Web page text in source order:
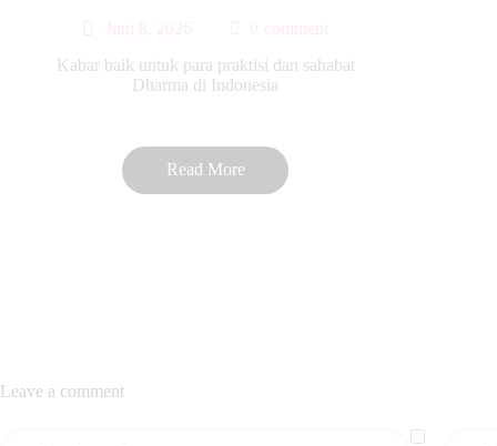
Kabar baik untuk para praktisi dan sahabat
Dharma di Indonesia
Read More
Leave a comment